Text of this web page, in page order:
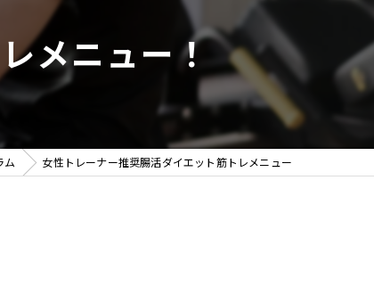
中目黒駅近
メニュー！
ム 女性トレーナー推奨腸活ダイエット筋トレメニュー